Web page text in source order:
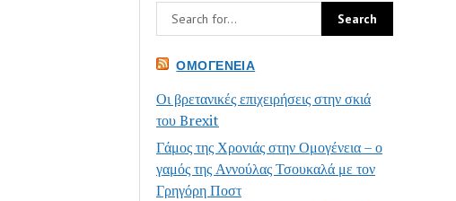
ΟΜΟΓΈΝΕΙΑ
Οι βρετανικές επιχειρήσεις στην σκιά
του Brexit
Γάμος της Χρονιάς στην Ομογένεια – ο
γαμός της Αννούλας Τσουκαλά με τον
Γρηγόρη Ποστ